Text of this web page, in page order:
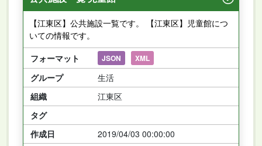
【江東区】公共施設一覧です。 【江東区】児童館につ
いての情報です。
フォーマット
JSON XML
グループ
生活
組織
江東区
タグ
作成日
2019/04/03 00:00:00